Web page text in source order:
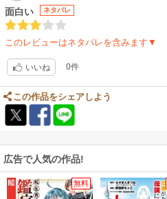
面白い ネタバレ
このレビューはネタバレを含みます▼
いいね 0件
この作品をシェアしよう
広告で人気の作品!
無料